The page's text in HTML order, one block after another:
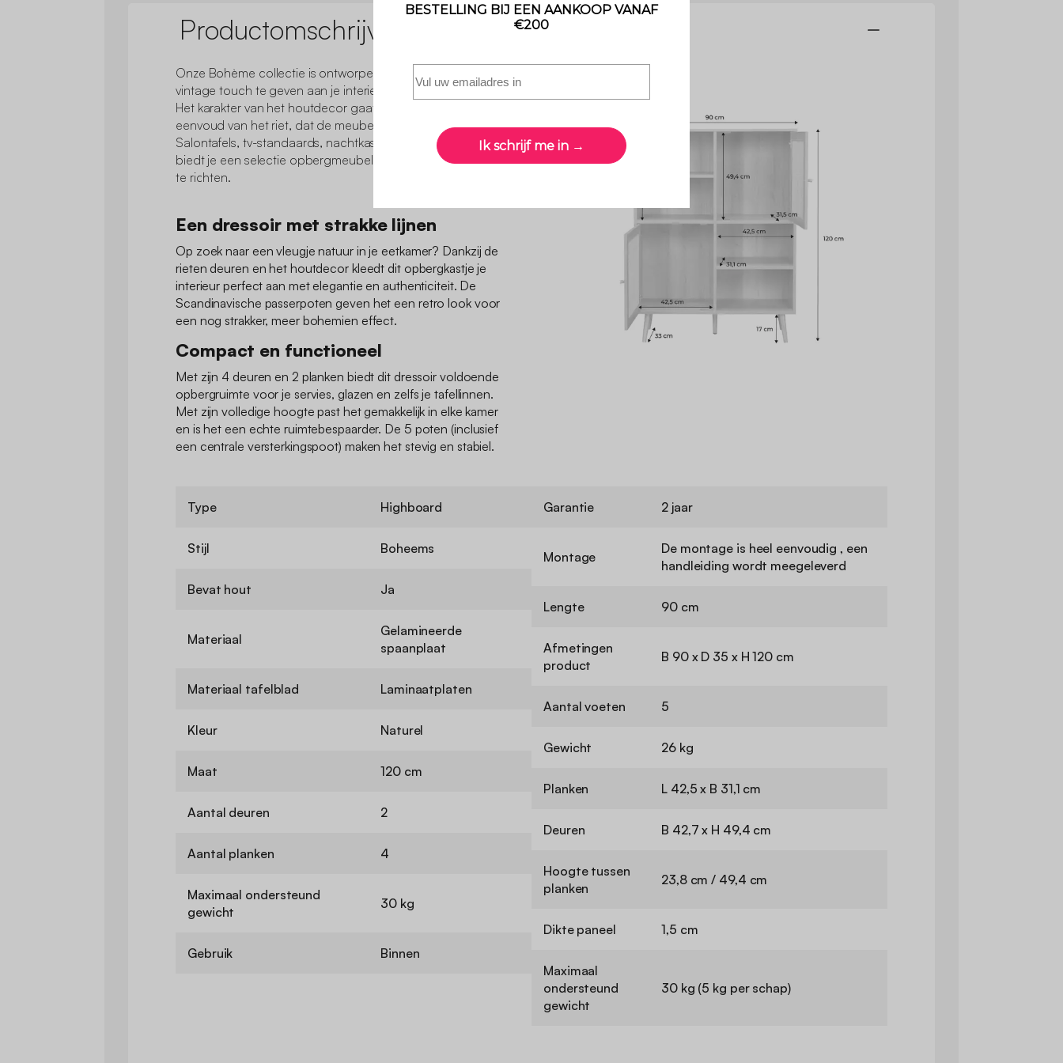
Productomschrijving
Onze Bohème collectie is ontworpen om een natuurlijke,
vintage touch te geven aan je interieur met rieten meubels.
Het karakter van het houtdecor gaat perfect samen met de
eenvoud van het riet, dat de meubels elegant aankleedt.
Salontafels, tv-standaards, nachtkastjes... Deze collectie
biedt je een selectie opbergmeubels om je interieur licht in
te richten.
Een dressoir met strakke lijnen
Op zoek naar een vleugje natuur in je eetkamer? Dankzij de
rieten deuren en het houtdecor kleedt dit opbergkastje je
interieur perfect aan met elegantie en authenticiteit. De
Scandinavische passerpoten geven het een retro look voor
een nog strakker, meer bohemien effect.
Compact en functioneel
Met zijn 4 deuren en 2 planken biedt dit dressoir voldoende
opbergruimte voor je servies, glazen en zelfs je tafellinnen.
Met zijn volledige hoogte past het gemakkelijk in elke kamer
en is het een echte ruimtebespaarder. De 5 poten (inclusief
een centrale versterkingspoot) maken het stevig en stabiel.
Type Highboard
Stijl Boheems
Bevat hout Ja
Materiaal
Gelamineerde
spaanplaat
Materiaal tafelblad Laminaatplaten
Kleur Naturel
Maat 120 cm
Aantal deuren 2
Aantal planken 4
Maximaal ondersteund
gewicht
30 kg
Gebruik Binnen
Garantie 2 jaar
Montage
De montage is heel eenvoudig , een
handleiding wordt meegeleverd
Lengte 90 cm
Afmetingen
product
B 90 x D 35 x H 120 cm
Aantal voeten 5
Gewicht 26 kg
Planken L 42,5 x B 31,1 cm
Deuren B 42,7 x H 49,4 cm
Hoogte tussen
planken
23,8 cm / 49,4 cm
Dikte paneel 1,5 cm
Maximaal
ondersteund
gewicht
30 kg (5 kg per schap)